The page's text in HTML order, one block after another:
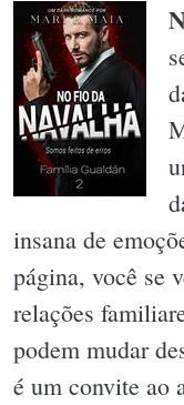
insana de
página, você se
relações
podem mudar
é um convite ao